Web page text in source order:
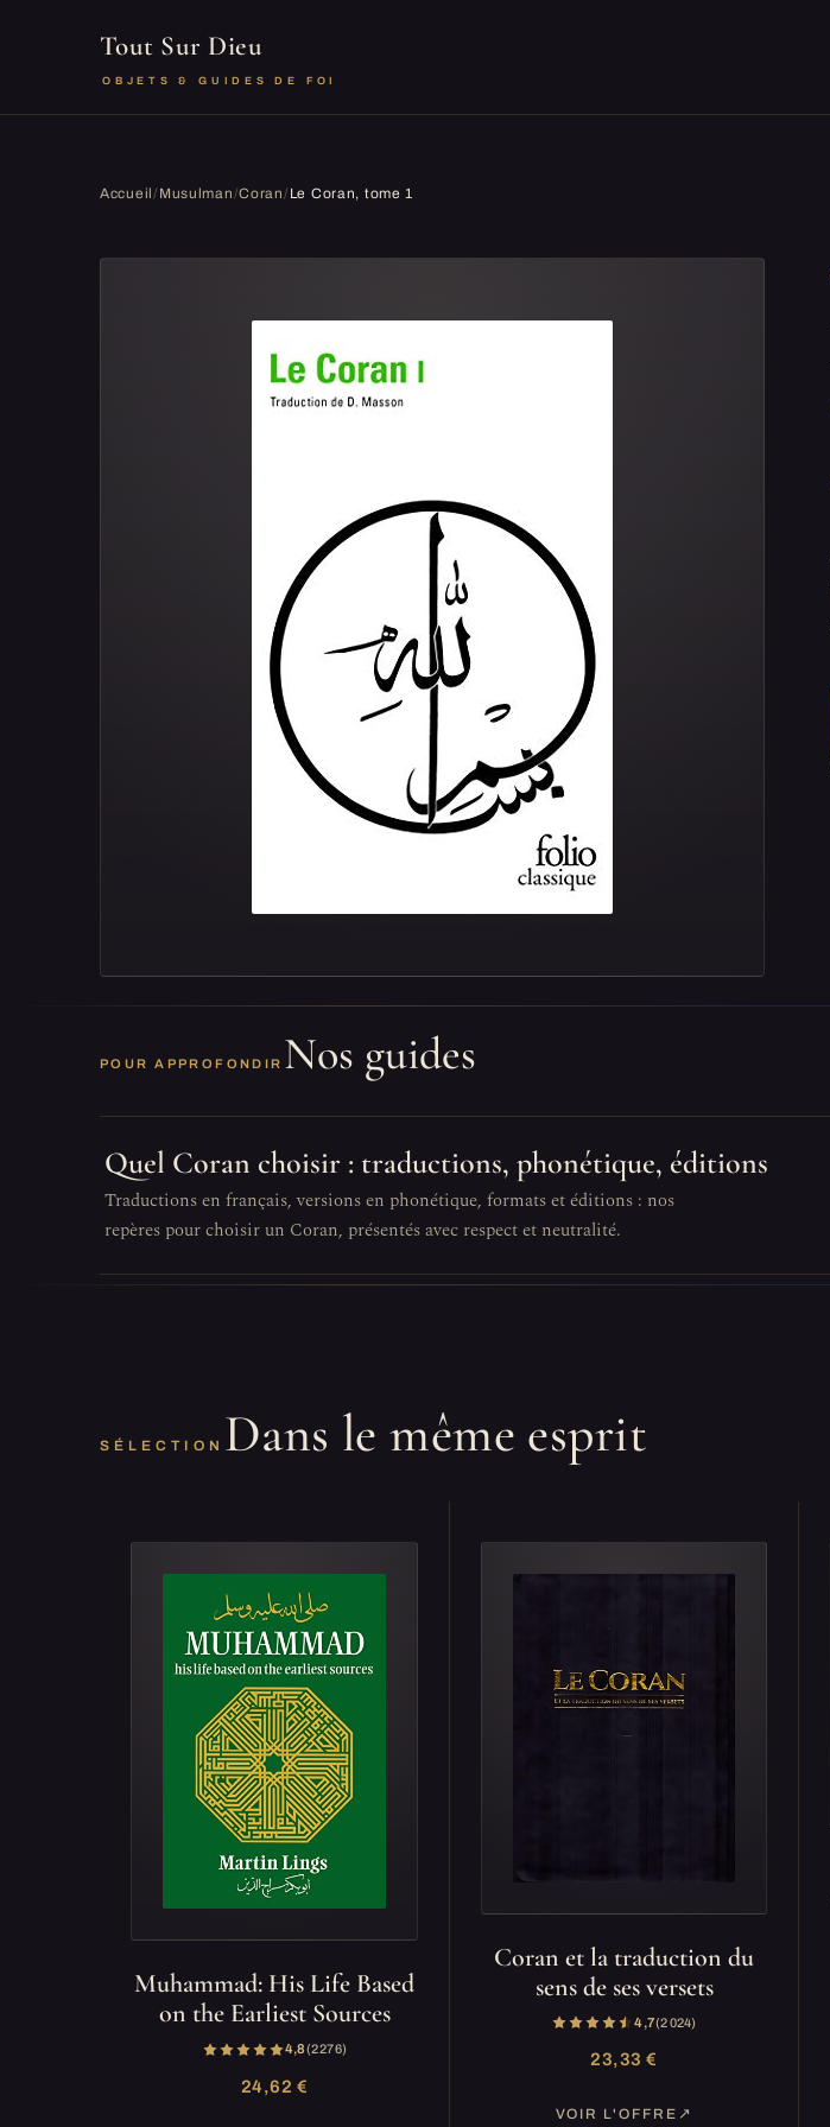
Tout Sur Dieu
OBJETS & GUIDES DE FOI
Accueil/ Musulman/Coran/ Le Coran, tome 1
POUR APPROFONDIR Nos guides
Quel Coran choisir : traductions, phonétique, éditions
Traductions en français, versions en phonétique, formats et éditions : nos
repères pour choisir un Coran, présentés avec respect et neutralité.
SÉLECTION Dans le même esprit
Muhammad: His Life Based
on the Earliest Sources
4,8(2 276)
24,62 €
Coran et la traduction du
sens de ses versets
4,7(2 024)
23,33 €
VOIR L'OFFRE